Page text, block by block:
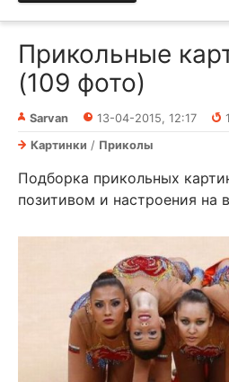
Прикольные
(109 фото)
Sarvan 13-04-2015, 12:17
Картинки / Приколы
Подборка прикольных
позитивом и настроения на